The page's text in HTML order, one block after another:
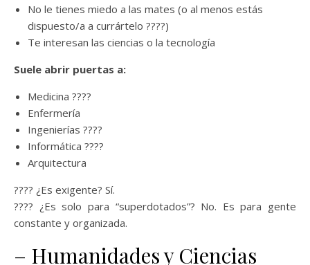
No le tienes miedo a las mates (o al menos estás
dispuesto/a a currártelo ????)
Te interesan las ciencias o la tecnología
Suele abrir puertas a:
Medicina ????
Enfermería
Ingenierías ????️
Informática ????
Arquitectura
???? ¿Es exigente? Sí.
???? ¿Es solo para “superdotados”? No. Es para gente
constante y organizada.
– Humanidades y Ciencias